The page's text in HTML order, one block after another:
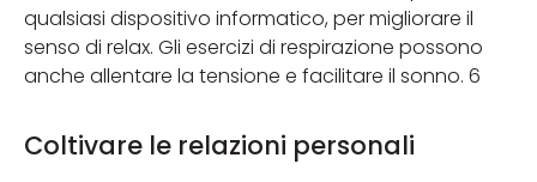
qualsiasi dispositivo informatico, per migliorare il
senso di relax. Gli esercizi di respirazione possono
anche allentare la tensione e facilitare il sonno. 6
Coltivare le relazioni personali